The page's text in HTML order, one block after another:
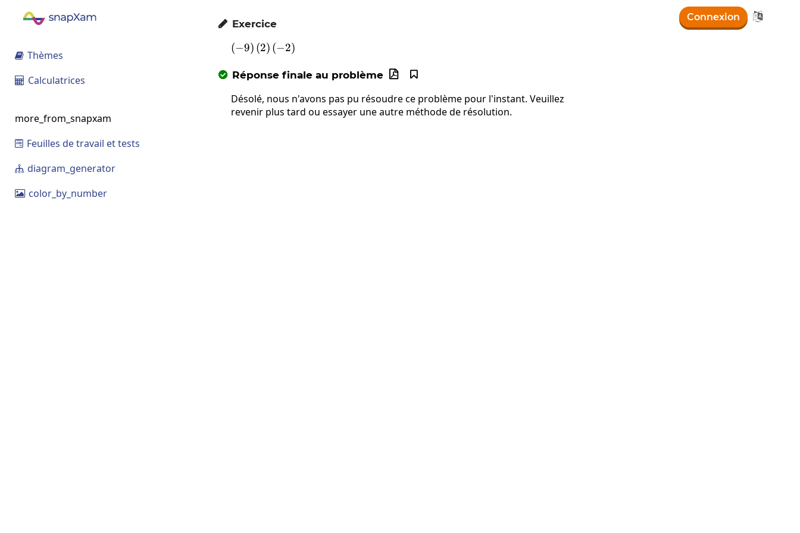
Connexion 
 Thèmes
 Calculatrices
more_from_snapxam
 Feuilles de travail et tests
 diagram_generator
 color_by_number
 Exercice
\left(-9\right)\left(2\right)\left(-2\right)
(−9) (2) (−2)
 Réponse finale au problème 

Désolé, nous n'avons pas pu résoudre ce problème pour l'instant. Veuillez
revenir plus tard ou essayer une autre méthode de résolution.